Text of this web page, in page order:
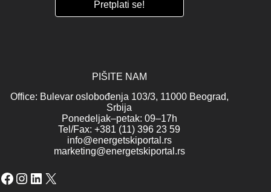
PIŠITE NAM
Office: Bulevar oslobođenja 103/3, 11000 Beograd,
Srbija
Ponedeljak–petak: 09–17h
Tel/Fax: +381 (11) 396 23 59
info@energetskiportal.rs
marketing@energetskiportal.rs
Facebook
Instagram
LinkedIn
X